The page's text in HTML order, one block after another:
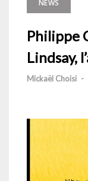
NEWS
Philippe
Lindsay,
Mickaël Choisi -